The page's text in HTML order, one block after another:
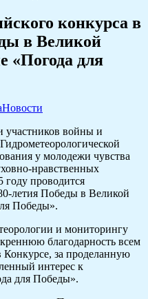
конкурса в
в Великой
«Погода для
Новости
участников войны и
у молодежи чувства
нравственных
году проводится
летия Победы в Великой
Победы».
и мониторингу
благодарность всем
за проделанную
интерес к
для Победы».